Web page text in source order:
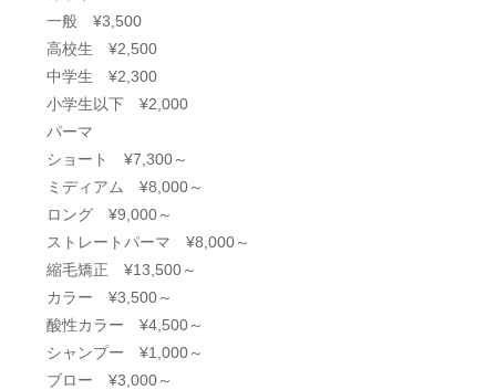
一般 ¥3,500
高校生 ¥2,500
中学生 ¥2,300
小学生以下 ¥2,000
パーマ
ショート ¥7,300～
ミディアム ¥8,000～
ロング ¥9,000～
ストレートパーマ ¥8,000～
縮毛矯正 ¥13,500～
カラー ¥3,500～
酸性カラー ¥4,500～
シャンプー ¥1,000～
ブロー ¥3,000～